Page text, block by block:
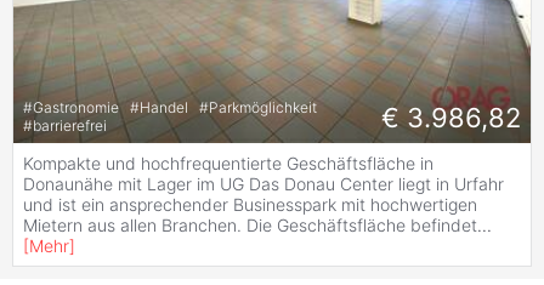
#Gastronomie #Handel #Parkmöglichkeit
#barrierefrei € 3.986,82
Kompakte und hochfrequentierte Geschäftsfläche in
Donaunähe mit Lager im UG Das Donau Center liegt in Urfahr
und ist ein ansprechender Businesspark mit hochwertigen
Mietern aus allen Branchen. Die Geschäftsfläche befindet...
[Mehr]